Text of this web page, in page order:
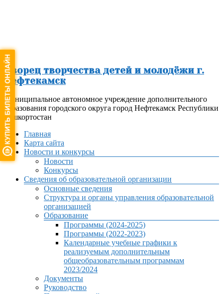
Дворец творчества детей и молодёжи г.
Нефтекамск
Муниципальное автономное учреждение дополнительного
образования городского округа город Нефтекамск Республики
Башкортостан
МенюГлавная
Карта сайта
Новости и конкурсы
Новости
Конкурсы
Сведения об образовательной организации
Основные сведения
Структура и органы управления образовательной
организацией
Образование
Программы (2024-2025)
Программы (2022-2023)
Календарные учебные графики к
реализуемым дополнительным
общеобразовательным программам
2023/2024
Документы
Руководство